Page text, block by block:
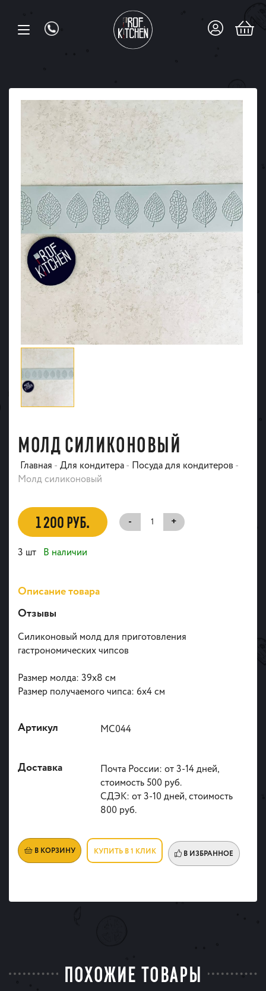
МОЛД СИЛИКОНОВЫЙ
Главная - Для кондитера- Посуда для кондитеров -
Молд силиконовый
1 200 РУБ. - +
3 шт В наличии
Описание товара
Отзывы
Силиконовый молд для приготовления
гастрономических чипсов
Размер молда: 39х8 см
Размер получаемого чипса: 6х4 см
Артикул МС044
Доставка
Почта России: от 3-14 дней,
стоимость 500 руб.
СДЭК: от 3-10 дней, стоимость
800 руб.
В КОРЗИНУ КУПИТЬ В 1 КЛИК В ИЗБРАННОЕ
ПОХОЖИЕ ТОВАРЫ